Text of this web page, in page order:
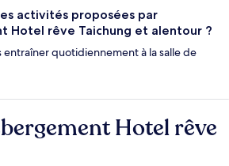
activités proposées par
Hotel rêve Taichung et alentour ?
entraîner quotidiennement à la salle de
Hotel rêve